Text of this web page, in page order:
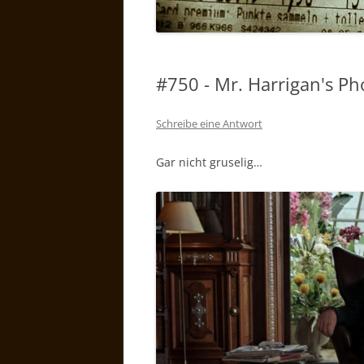
#750 - Mr. Harrigan's
Schreibe eine Antwort
Gar nicht gruselig…